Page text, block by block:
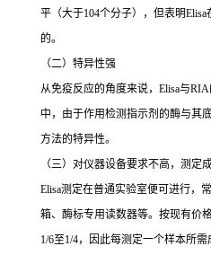
平（大于104个分子），但表明Elisa
的。
（二）特异性强
从免疫反应的角度来说， Elisa与RIA
中，由于作用检测指示剂的酶与其
方法的特异性。
（三）对仪器设备要求不高，测定
Elisa测定在普通实验室便可进行，
箱、酶标专用读数器等。按现有价
1/6至1/4，因此每测定一个样本所需